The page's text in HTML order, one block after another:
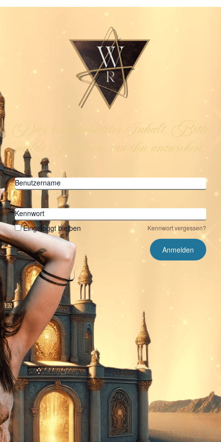
Dies ist geschützter Inhalt. Bitte
melde Dich an, um ihn anzusehen.
Benutzername
Kennwort
Eingeloggt bleiben
Kennwort vergessen?